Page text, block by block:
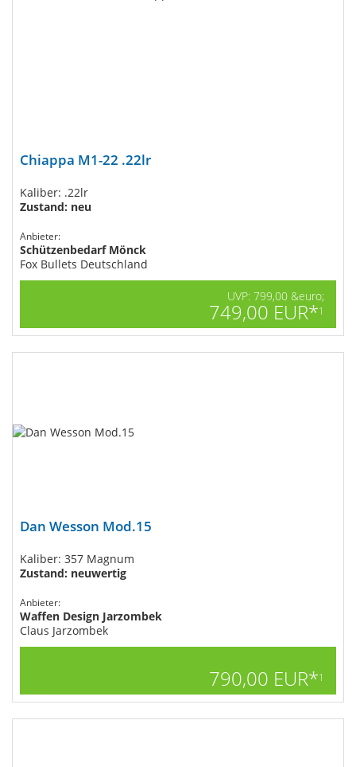
Chiappa M1-22 .22lr
Kaliber: .22lr
Zustand: neu
Anbieter:
Schützenbedarf Mönck
Fox Bullets Deutschland
UVP: 799,00 &euro;
749,00 EUR*1
Dan Wesson Mod.15
Kaliber: 357 Magnum
Zustand: neuwertig
Anbieter:
Waffen Design Jarzombek
Claus Jarzombek
790,00 EUR*1